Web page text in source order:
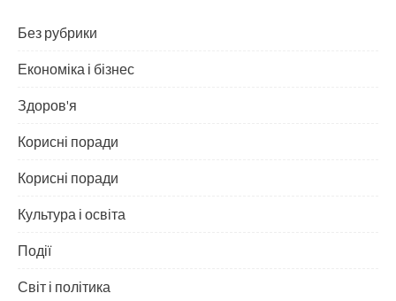
Без рубрики
Економіка і бізнес
Здоров'я
Корисні поради
Корисні поради
Культура і освіта
Події
Світ і політика